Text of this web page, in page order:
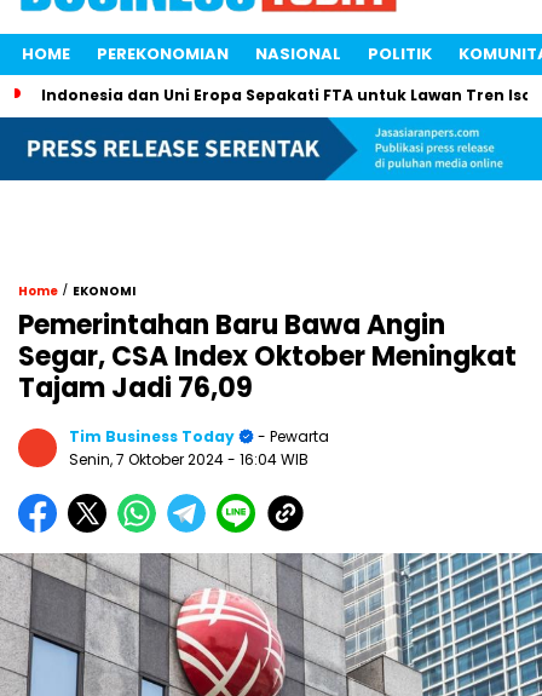
HOME PEREKONOMIAN NASIONAL POLITIK
Indonesia dan Uni Eropa Sepakati FTA untuk Lawan Tren
Home / EKONOMI
Pemerintahan Baru Bawa Angin
Segar, CSA Index Oktober Meningkat
Tajam Jadi 76,09
Tim Business Today
- Pewarta
Senin, 7 Oktober 2024- 16:04 WIB